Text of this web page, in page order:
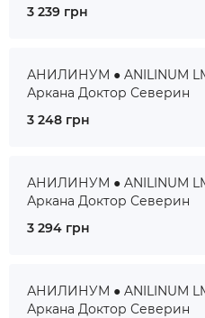
3 239 грн
АНИЛИНУМ ● ANILINUM
Аркана Доктор Северин
3 248 грн
АНИЛИНУМ ● ANILINUM
Аркана Доктор Северин
3 294 грн
АНИЛИНУМ ● ANILINUM
Аркана Доктор Северин